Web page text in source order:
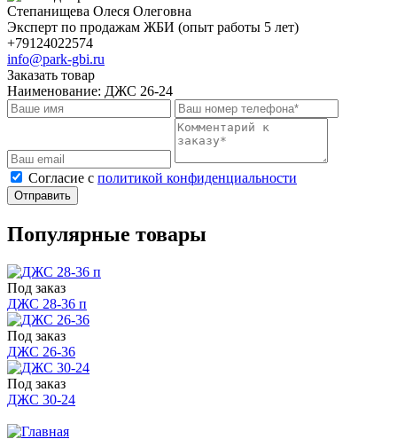
Степанищева Олеся Олеговна
Эксперт по продажам ЖБИ (опыт работы 5 лет)
+79124022574
info@park-gbi.ru
Заказать товар
Наименование: ДЖС 26-24
Cогласие с политикой конфиденциальности
Отправить
Популярные товары
Под заказ
ДЖС 28-36 п
Под заказ
ДЖС 26-36
Под заказ
ДЖС 30-24